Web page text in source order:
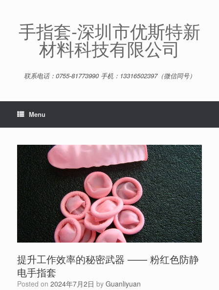
content手指套-深圳市优斯特新
材料科技有限公司
联系电话：0755-81773990 手机：13316502397（微信同号）
Menu
提升工作效率的秘密武器 —— 粉红色防静
电手指套
Posted on 2024年7月2日 by Guanliyuan